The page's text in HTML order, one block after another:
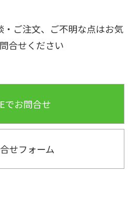
・ご注文、ご不明な点はお気
合せください
でお問合せ
せフォーム